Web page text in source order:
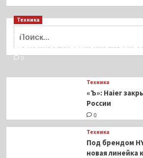
Техника
Активы Ariston и Bosch
временное управление
0
Техника
«Ъ»: Haier
России
0
Техника
Под брендом
новая линейка